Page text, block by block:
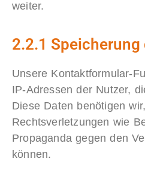
weiter.
2.2.1 Speicherung
Unsere Kontaktformular-
IP-Adressen der Nutzer,
Diese Daten benötigen
Rechtsverletzungen wie
Propaganda gegen den
können.